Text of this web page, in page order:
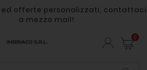
ed offerte personalizzati, contattaci
a mezzo mail!
0